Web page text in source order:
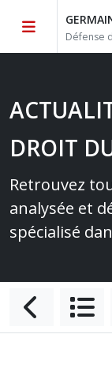
Défense
DROIT
Retrouvez
analysée et
spécialisé